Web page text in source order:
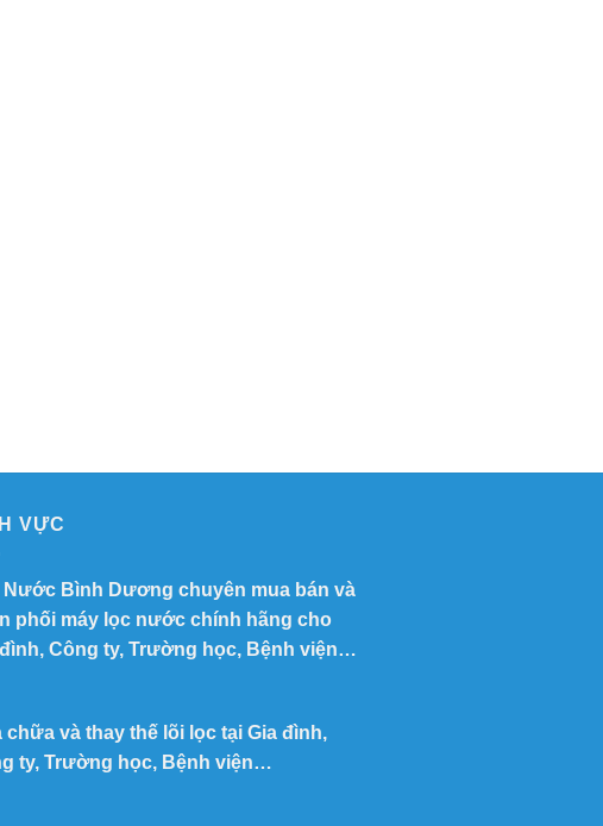
VỰC
Nước Bình Dương chuyên mua bán và
phối máy lọc nước chính hãng cho
Công ty, Trường học, Bệnh viện…
chữa và thay thế lõi lọc tại Gia đình,
ty, Trường học, Bệnh viện…